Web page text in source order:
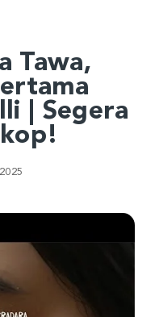
Tawa,
| Segera